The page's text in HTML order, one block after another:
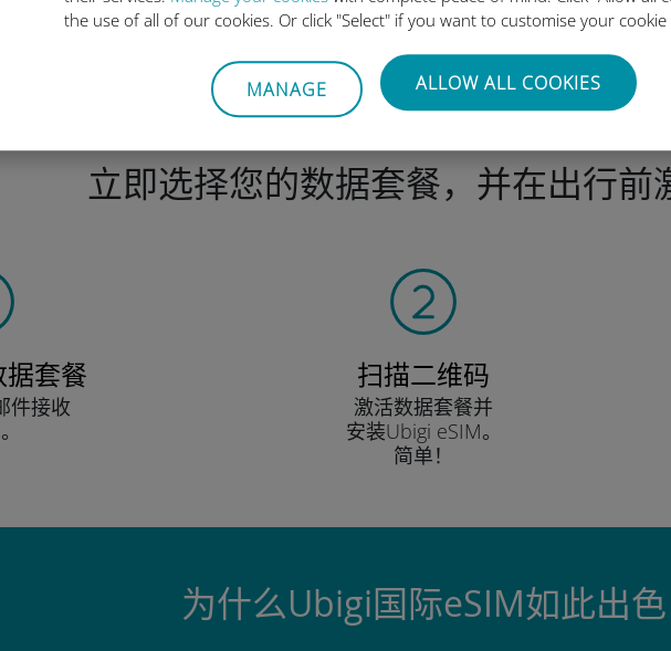
the use of all of our cookies. Or click "Select" if you want to customise your
MANAGE ALLOW ALL COOKIES
YTL
立即选择您的数据套餐，并在出行前
套餐
件接收
扫描二维码
激活数据套餐并
安装Ubigi eSIM。
简单！
为什么Ubigi国际eSIM如此出色